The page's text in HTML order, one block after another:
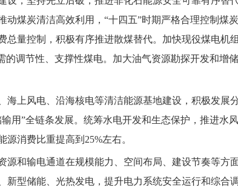
煤炭清洁高效利用，“十四五”时期严格合理控制煤
量控制，积极有序推进散煤替代。加快现役煤电机
调节性、支撑性煤电。加大油气资源勘探开发和增
海上风电、沿海核电等清洁能源基地建设，积极发展
用”全链条发展。统筹水电开发和生态保护，推进水
消费比重提高到25%左右。
源和输电通道在规模能力、空间布局、建设节奏等方
型储能、光热发电，提升电力系统安全运行和综合